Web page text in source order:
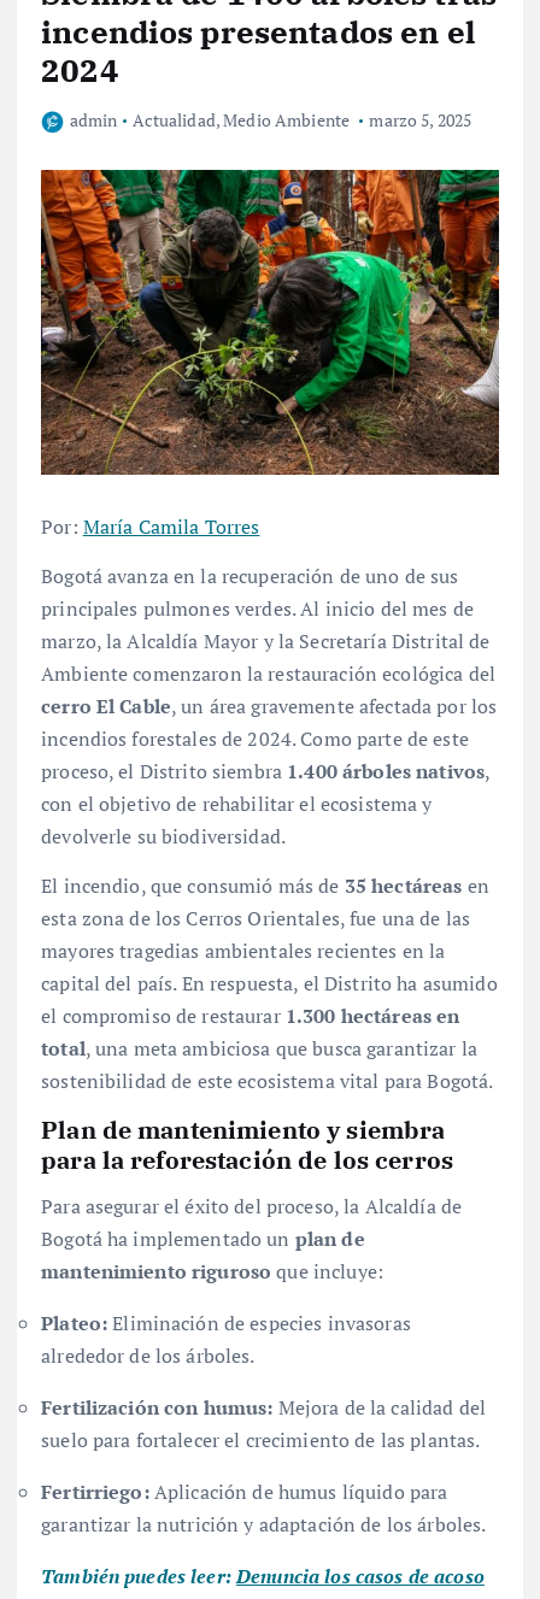
incendios presentados en el
2024
admin Actualidad,Medio Ambiente marzo 5, 2025
Por: María Camila Torres
Bogotá avanza en la recuperación de uno de sus
principales pulmones verdes. Al inicio del mes de
marzo, la Alcaldía Mayor y la Secretaría Distrital de
Ambiente comenzaron la restauración ecológica del
cerro El Cable, un área gravemente afectada por los
incendios forestales de 2024. Como parte de este
proceso, el Distrito siembra 1.400 árboles nativos,
con el objetivo de rehabilitar el ecosistema y
devolverle su biodiversidad.
El incendio, que consumió más de 35 hectáreas en
esta zona de los Cerros Orientales, fue una de las
mayores tragedias ambientales recientes en la
capital del país. En respuesta, el Distrito ha asumido
el compromiso de restaurar 1.300 hectáreas en
total, una meta ambiciosa que busca garantizar la
sostenibilidad de este ecosistema vital para Bogotá.
Plan de mantenimiento y siembra
para la reforestación de los cerros
Para asegurar el éxito del proceso, la Alcaldía de
Bogotá ha implementado un plan de
mantenimiento riguroso que incluye:
Plateo:Eliminación de especies invasoras
alrededor de los árboles.
Fertilización con humus: Mejora de la calidad del
suelo para fortalecer el crecimiento de las plantas.
Fertirriego:Aplicación de humus líquido para
garantizar la nutrición y adaptación de los árboles.
También puedes leer:Denuncia los casos de acoso